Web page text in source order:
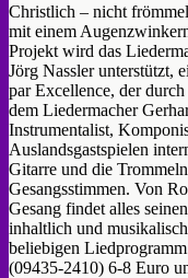
Christlich – nicht
mit einem
Projekt wird das
Jörg Nassler unterstützt,
par Excellence, der
dem Liedermacher
Instrumentalist,
Auslandsgastspielen
Gitarre und die
Gesangsstimmen. Von
Gesang findet alles
inhaltlich und
beliebigen
(09435-2410) 6-8 Euro